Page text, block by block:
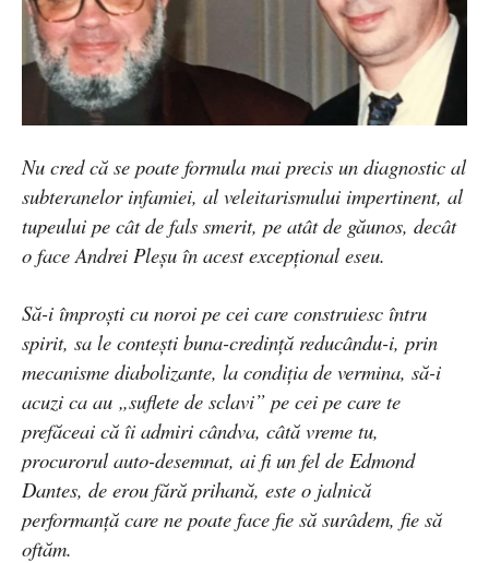
Nu cred că se poate formula mai precis un diagnostic al
subteranelor infamiei, al veleitarismului impertinent, al
tupeului pe cât de fals smerit, pe atât de găunos, decât
o face Andrei Pleșu în acest excepțional eseu.
Să-i împroști cu noroi pe cei care construiesc întru
spirit, sa le contești buna-credință reducându-i, prin
mecanisme diabolizante, la condiția de vermina, să-i
acuzi ca au „suflete de sclavi” pe cei pe care te
prefăceai că îi admiri cândva, câtă vreme tu,
procurorul auto-desemnat, ai fi un fel de Edmond
Dantes, de erou fără prihană, este o jalnică
performanță care ne poate face fie să surâdem, fie să
oftăm.